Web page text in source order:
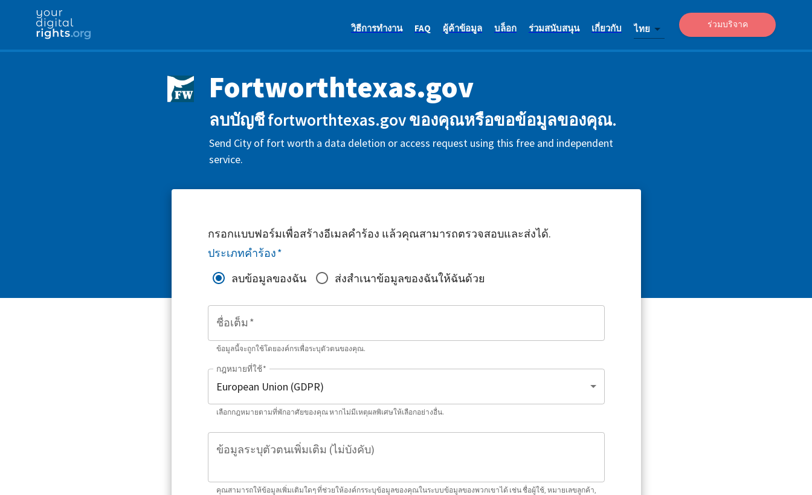
วิธีการทำงาน FAQ ผู้ค้าข้อมูล บล็อก ร่วมสนับสนุน เกี่ยวกับ ไทย ร่วมบริจาค
Fortworthtexas.gov
ลบบัญชี fortworthtexas.gov ของคุณหรือขอข้อมูลของคุณ.
Send City of fort worth a data deletion or access request using this free and independent
service.
กรอกแบบฟอร์มเพื่อสร้างอีเมลคำร้อง แล้วคุณสามารถตรวจสอบและส่งได้.
ประเภทคำร้อง*
ลบข้อมูลของฉัน
ส่งสำเนาข้อมูลของฉันให้ฉันด้วย
ชื่อเต็ม *
ข้อมูลนี้จะถูกใช้โดยองค์กรเพื่อระบุตัวตนของคุณ.
กฎหมายที่ใช้*
เลือกกฎหมายตามที่พักอาศัยของคุณ หากไม่มีเหตุผลพิเศษให้เลือกอย่างอื่น.
ข้อมูลระบุตัวตนเพิ่มเติม (ไม่บังคับ)
คุณสามารถให้ข้อมูลเพิ่มเติมใดๆ ที่ช่วยให้องค์กรระบุข้อมูลของคุณในระบบข้อมูลของพวกเขาได้ เช่น ชื่อผู้ใช้, หมายเลขลูกค้า,